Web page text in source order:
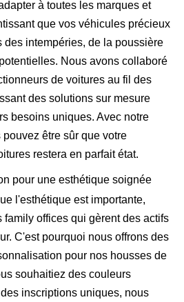
à toutes les marques et
que vos véhicules précieux
des intempéries, de la poussière
Nous avons collaboré
de voitures au fil des
des solutions sur mesure
besoins uniques. Avec notre
être sûr que votre
restera en parfait état.
pour une esthétique soignée
l'esthétique est importante,
family offices qui gèrent des actifs
C'est pourquoi nous offrons des
pour nos housses de
souhaitiez des couleurs
inscriptions uniques, nous